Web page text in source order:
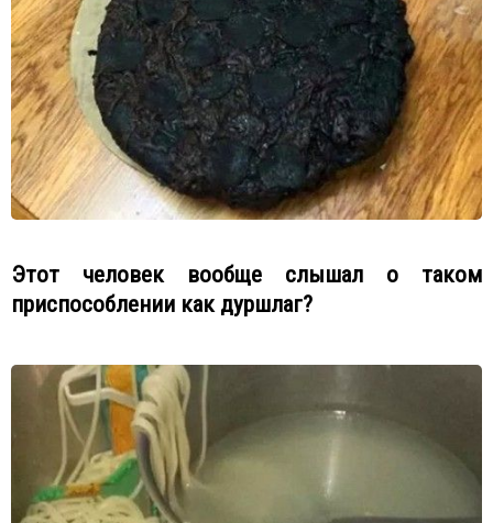
Этот человек вообще слышал о таком
приспособлении как дуршлаг?